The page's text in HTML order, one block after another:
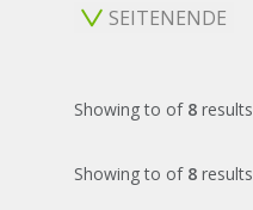
SEITENENDE
Showingto of 8 results
Showingto of 8 results